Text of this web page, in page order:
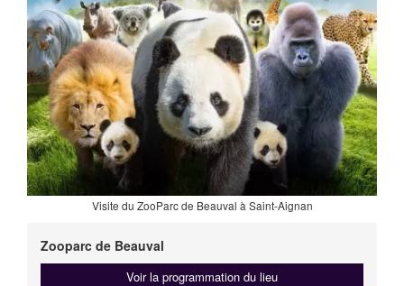
Visite du ZooParc de Beauval à Saint-Aignan
Zooparc de Beauval
Voir la programmation du lieu